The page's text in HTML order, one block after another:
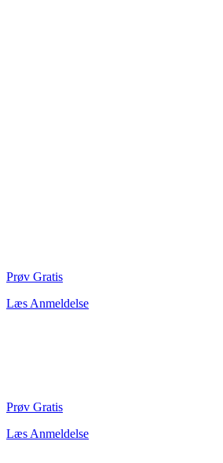
Prøv Gratis
Læs Anmeldelse
Prøv Gratis
Læs Anmeldelse